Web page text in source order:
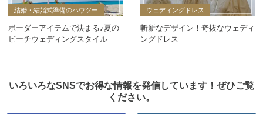
結婚・結婚式準備のハウツー
ボーダーアイテムで決まる♪夏の
ビーチウェディングスタイル
ウェディングドレス
斬新なデザイン！奇抜なウェディ
ングドレス
いろいろなSNSでお得な情報を発信しています！ぜひご覧
ください。